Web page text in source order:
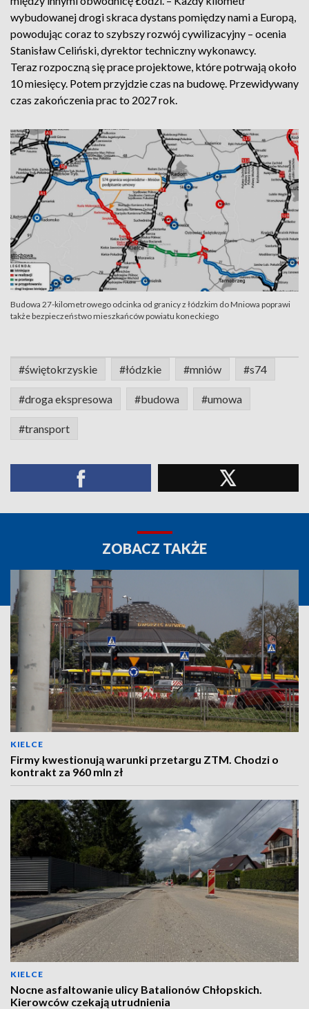
wybudowanej drogi skraca dystans pomiędzy nami a Europą,
powodując coraz to szybszy rozwój cywilizacyjny – ocenia
Stanisław Celiński, dyrektor techniczny wykonawcy.
Teraz rozpoczną się prace projektowe, które potrwają około
10 miesięcy. Potem przyjdzie czas na budowę. Przewidywany
czas zakończenia prac to 2027 rok.
Budowa 27-kilometrowego odcinka od granicy z łódzkim do Mniowa poprawi
także bezpieczeństwo mieszkańców powiatu koneckiego
#świętokrzyskie #łódzkie #mniów #s74
#droga ekspresowa #budowa #umowa
#transport
ZOBACZ TAKŻE
KIELCE
Firmy kwestionują warunki przetargu ZTM. Chodzi o
kontrakt za 960 mln zł
KIELCE
Nocne asfaltowanie ulicy Batalionów Chłopskich.
Kierowców czekają utrudnienia